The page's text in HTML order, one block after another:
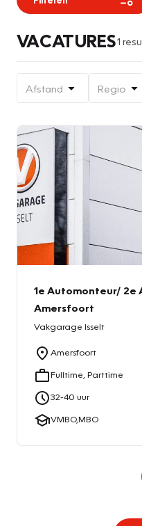
VACATURES1
Afstand Regio
1e Automonteur/ 2e
Amersfoort
Vakgarage Isselt
Amersfoort
Fulltime, Parttime
32-40 uur
VMBO,MBO